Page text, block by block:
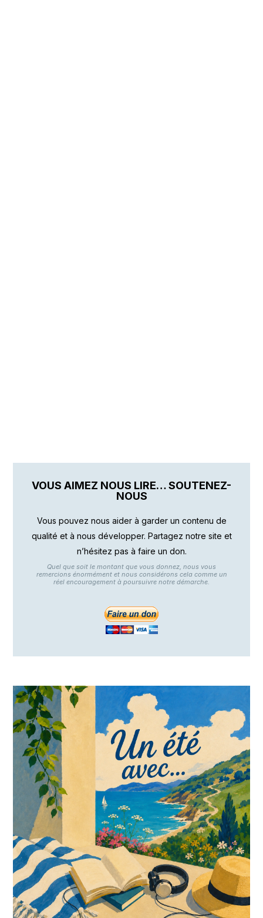
VOUS AIMEZ NOUS LIRE… SOUTENEZ-
NOUS
Vous pouvez nous aider à garder un contenu de
qualité et à nous développer. Partagez notre site et
n’hésitez pas à faire un don.
Quel que soit le montant que vous donnez, nous vous
remercions énormément et nous considérons cela comme un
réel encouragement à poursuivre notre démarche.